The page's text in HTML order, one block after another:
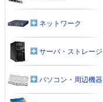
ネットワーク
サーバ・ストレージ
パソコン・周辺機器